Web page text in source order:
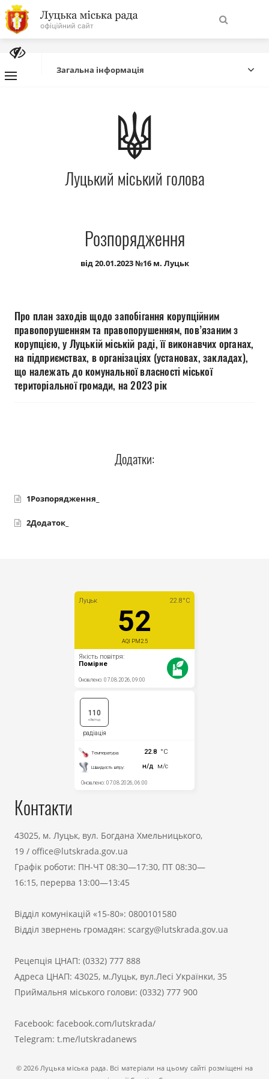
На
головну
Про місто
Міська влада
Міська рада
Публічна інформація
Документи
Загальна інформація
Луцький міський голова
Розпорядження
від 20.01.2023 №16 м. Луцьк
Про план заходів щодо запобігання корупційним
правопорушенням та правопорушенням, пов’язаним з
корупцією, у Луцькій міській раді, її виконавчих органах,
на підприємствах, в організаціях (установах, закладах),
що належать до комунальної власності міської
територіальної громади, на 2023 рік
Додатки:
1Розпорядження_
2Додаток_
Контакти
43025, м. Луцьк, вул. Богдана Хмельницького,
19 / office@lutskrada.gov.ua
Графік роботи: ПН-ЧТ 08:30—17:30, ПТ 08:30—
16:15, перерва 13:00—13:45
Відділ комунікацій «15-80»: 0800101580
Відділ звернень громадян: scargy@lutskrada.gov.ua
Рецепція ЦНАП: (0332) 777 888
Адреса ЦНАП: 43025, м.Луцьк, вул.Лесі Українки, 35
Приймальня міського голови: (0332) 777 900
Facebook: facebook.com/lutskrada/
Telegram: t.me/lutskradanews
© 2026 Луцька міська рада. Всі матеріали на цьому сайті розміщені на